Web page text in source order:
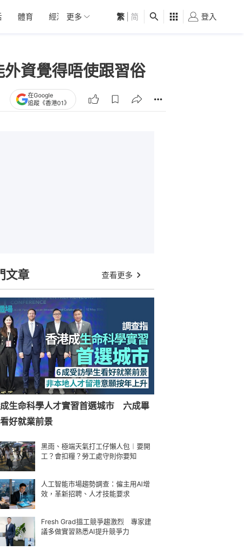
體育 經濟 01深圳 觀點 健康 好食玩飛
更多 繁 简 登入
資覺得唔使跟習俗
在Google
追蹤《香港01》
文章 查看更多
生命科學人才實習首選城市 六成畢
好就業前景
黑雨、極端天氣打工仔懶人包︱要開
工？會扣糧？勞工處守則你要知
人工智能市場趨勢調查：僱主用AI增
效，革新招聘、人才技能要求
Fresh Grad搵工競爭趨激烈 專家建
議多做實習熟悉AI提升競爭力